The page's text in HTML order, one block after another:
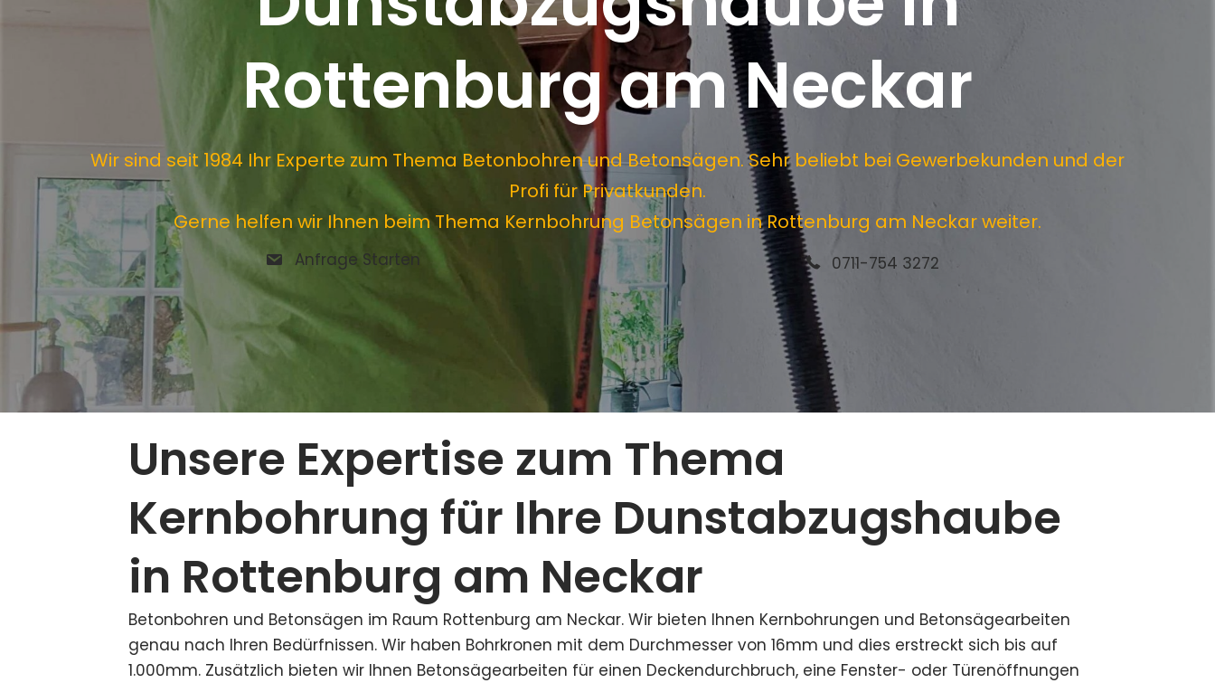
Rottenburg am Neckar
Wir sind seit 1984 Ihr Experte zum Thema Betonbohren und Betonsägen. Sehr beliebt bei Gewerbekunden und der
Profi für Privatkunden.
Gerne helfen wir Ihnen beim Thema Kernbohrung Betonsägen in Rottenburg am Neckar weiter.
Anfrage Starten 0711-754 3272
Unsere Expertise zum Thema
Kernbohrung für Ihre Dunstabzugshaube
in Rottenburg am Neckar
Betonbohren und Betonsägen im Raum Rottenburg am Neckar. Wir bieten Ihnen Kernbohrungen und Betonsägearbeiten
genau nach Ihren Bedürfnissen. Wir haben Bohrkronen mit dem Durchmesser von 16mm und dies erstreckt sich bis auf
1.000mm. Zusätzlich bieten wir Ihnen Betonsägearbeiten für einen Deckendurchbruch, eine Fenster- oder Türenöffnungen